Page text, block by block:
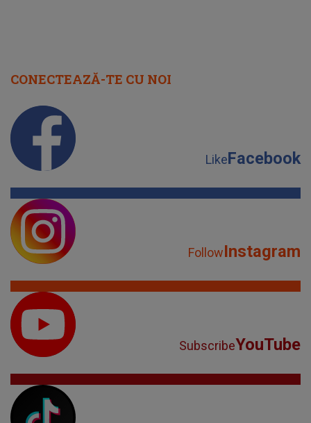
CONECTEAZĂ-TE CU NOI
LikeFacebook
FollowInstagram
SubscribeYouTube